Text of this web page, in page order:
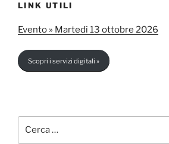
LINK UTILI
Evento » Martedì 13 ottobre 2026
Scopri i servizi digitali »